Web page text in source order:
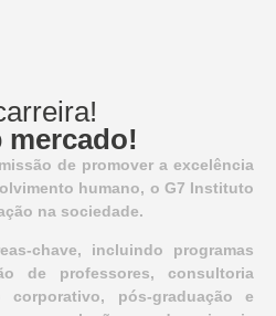
mercado!
de promover a excelência
humano, o G7 Instituto
na sociedade.
chave, incluindo programas
de professores, consultoria
corporativo, pós-graduação e